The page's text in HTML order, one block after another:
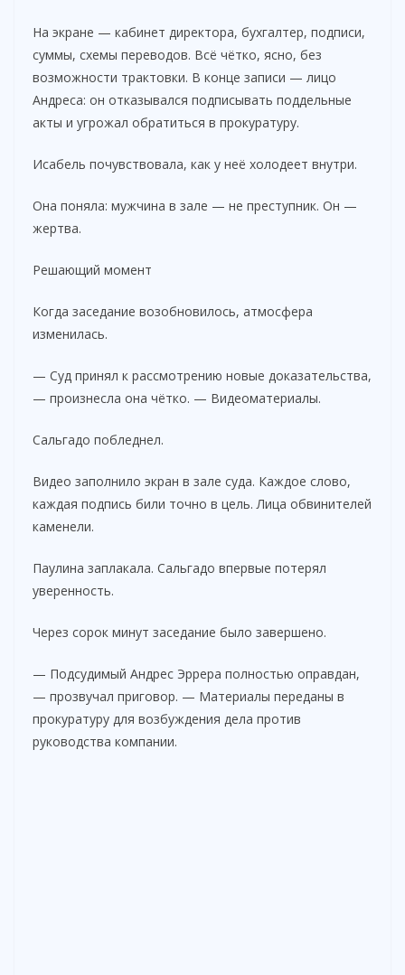
На экране — кабинет директора, бухгалтер, подписи,
суммы, схемы переводов. Всё чётко, ясно, без
возможности трактовки. В конце записи — лицо
Андреса: он отказывался подписывать поддельные
акты и угрожал обратиться в прокуратуру.
Исабель почувствовала, как у неё холодеет внутри.
Она поняла: мужчина в зале — не преступник. Он —
жертва.
Решающий момент
Когда заседание возобновилось, атмосфера
изменилась.
— Суд принял к рассмотрению новые доказательства,
— произнесла она чётко. — Видеоматериалы.
Сальгадо побледнел.
Видео заполнило экран в зале суда. Каждое слово,
каждая подпись били точно в цель. Лица обвинителей
каменели.
Паулина заплакала. Сальгадо впервые потерял
уверенность.
Через сорок минут заседание было завершено.
— Подсудимый Андрес Эррера полностью оправдан,
— прозвучал приговор. — Материалы переданы в
прокуратуру для возбуждения дела против
руководства компании.